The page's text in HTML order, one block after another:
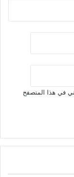
في هذا المتصفح